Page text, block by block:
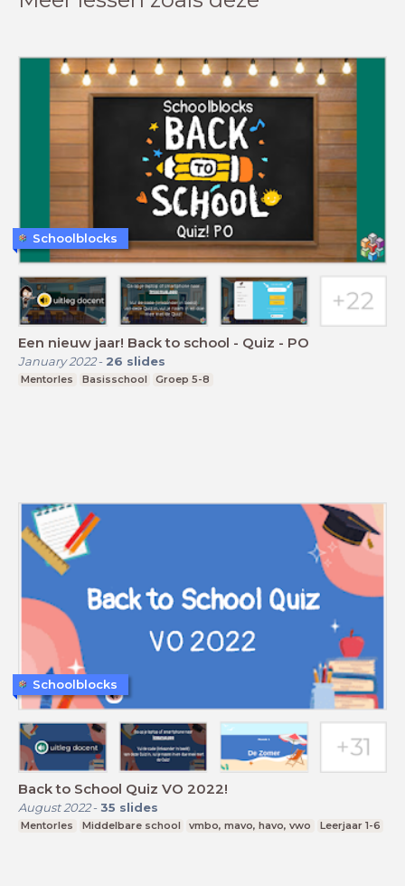
Een nieuw jaar! Back to school - Quiz - PO
January 2022- 26 slides
Mentorles Basisschool Groep 5-8
Schoolblocks
Back to School Quiz VO 2022!
August 2022- 35 slides
Mentorles Middelbare school vmbo, mavo, havo, vwo Leerjaar 1-6
Schoolblocks